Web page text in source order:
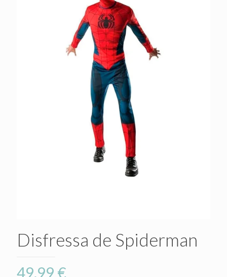
Disfressa de Spiderman
49,99 €